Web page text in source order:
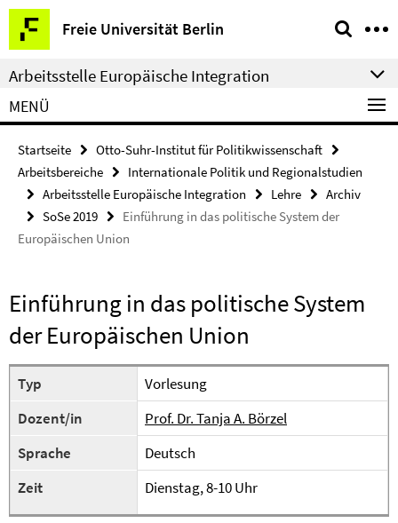
Springe
direkt
zu
Inhalt
Freie Universität Berlin
Service-
Navigation
Arbeitsstelle Europäische Integration
MENÜ
Startseite
Otto-Suhr-Institut für Politikwissenschaft
Arbeitsbereiche
Internationale Politik und Regionalstudien
Arbeitsstelle Europäische Integration
Lehre
Archiv
SoSe 2019
Einführung in das politische System der
Europäischen Union
Einführung in das politische System
der Europäischen Union
Typ
Vorlesung
Dozent/in
Prof. Dr. Tanja A. Börzel
Sprache
Deutsch
Zeit
Dienstag, 8-10 Uhr